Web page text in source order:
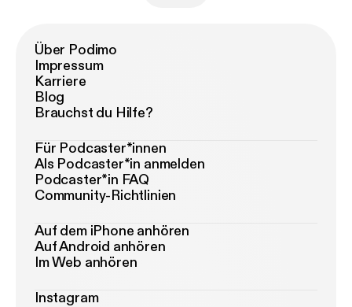
Über Podimo
Impressum
Karriere
Blog
Brauchst du Hilfe?
Für Podcaster*innen
Als Podcaster*in anmelden
Podcaster*in FAQ
Community-Richtlinien
Auf dem iPhone anhören
Auf Android anhören
Im Web anhören
Instagram